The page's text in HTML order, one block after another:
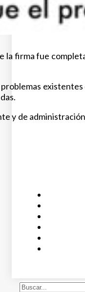
firma fue
y de
Buscar